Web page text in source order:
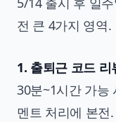
전 큰 4가지 영역.
1. 출퇴근 코드 리
30분~1시간 가능
멘트 처리에 본전